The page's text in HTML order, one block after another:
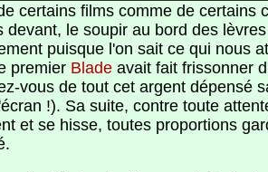
certains films comme de certains
devant, le soupir au bord des
puisque l'on sait ce qui nous
premier Blade avait fait frissonner
vous de tout cet argent dépensé
!). Sa suite, contre toute
et se hisse, toutes proportions